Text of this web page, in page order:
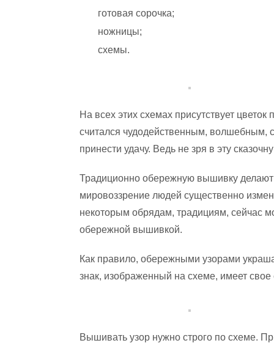
готовая сорочка;
ножницы;
схемы.
На всех этих схемах присутствует
считался чудодейственным, волшебным,
принести удачу. Ведь не зря в эту
Традиционно обережную вышивку
мировоззрение людей существенно
некоторым обрядам, традициям, сейчас
обережной вышивкой.
Как правило, обережными узорами
знак, изображенный на схеме, имеет свое
Вышивать узор нужно строго по схеме.